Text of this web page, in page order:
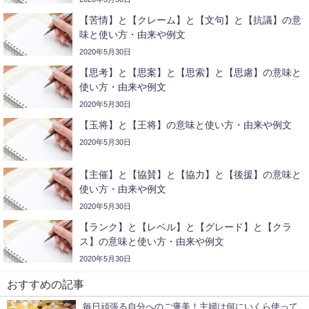
【苦情】と【クレーム】と【文句】と【抗議】の意
味と使い方・由来や例文
2020年5月30日
【思考】と【思案】と【思索】と【思慮】の意味と
使い方・由来や例文
2020年5月30日
【玉将】と【王将】の意味と使い方・由来や例文
2020年5月30日
【主催】と【協賛】と【協力】と【後援】の意味と
使い方・由来や例文
2020年5月30日
【ランク】と【レベル】と【グレード】と【クラ
ス】の意味と使い方・由来や例文
2020年5月30日
おすすめの記事
毎日頑張る自分へのご褒美！主婦は何にいくら使って